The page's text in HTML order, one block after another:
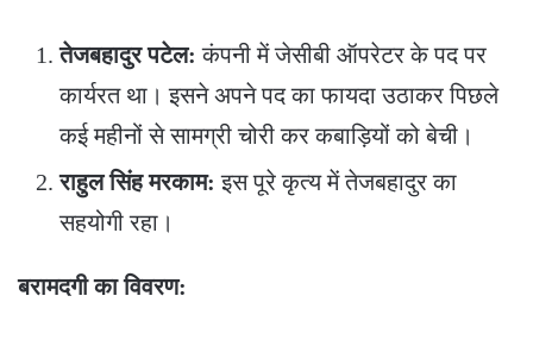
तेजबहादुर पटेल: कंपनी में जेसीबी ऑपरेटर के पद पर
कार्यरत था। इसने अपने पद का फायदा उठाकर पिछले
कई महीनों से सामग्री चोरी कर कबाड़ियों को बेची।
राहुल सिंह मरकाम: इस पूरे कृत्य में तेजबहादुर का
सहयोगी रहा।
बरामदगी का विवरण: